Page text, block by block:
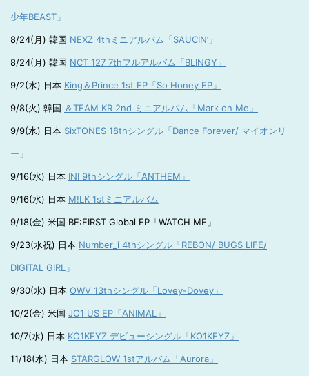
少年BEAST」
8/24(月) 韓国 NEXZ 4thミニアルバム「SAUCIN’」
8/24(月) 韓国 NCT 127 7thフルアルバム「BLINGY」
9/2(水) 日本 King＆Prince 1st EP「So Honey EP」
9/8(火) 韓国 ＆TEAM KR 2nd ミニアルバム「Mark on Me」
9/9(水) 日本 SixTONES 18thシングル「Dance Forever/ マイオンリ
ー」
9/16(水) 日本 INI 9thシングル「ANTHEM」
9/16(水) 日本 M!LK 1stミニアルバム
9/18(金) 米国 BE:FIRST Global EP「WATCH ME」
9/23(水祝) 日本 Number_i 4thシングル「REBON/ BUGS LIFE/
DIGITAL GIRL」
9/30(水) 日本 OWV 13thシングル「Lovey-Dovey」
10/2(金) 米国 JO1 US EP「ANIMAL」
10/7(水) 日本 KO1KEYZ デビューシングル「KO1KEYZ」
11/18(水) 日本 STARGLOW 1stアルバム「Aurora」